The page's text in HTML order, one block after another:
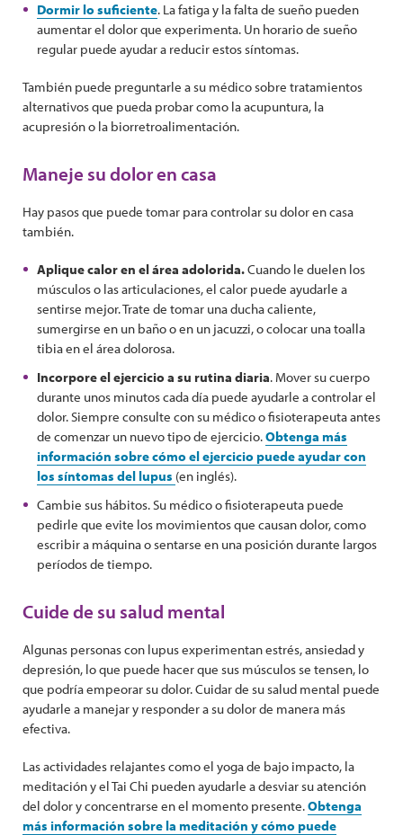
Dormir lo suficiente. La fatiga y la falta de sueño pueden
aumentar el dolor que experimenta. Un horario de sueño
regular puede ayudar a reducir estos síntomas.
También puede preguntarle a su médico sobre tratamientos
alternativos que pueda probar como la acupuntura, la
acupresión o la biorretroalimentación.
Maneje su dolor en casa
Hay pasos que puede tomar para controlar su dolor en casa
también.
Aplique calor en el área adolorida.Cuando le duelen los
músculos o las articulaciones, el calor puede ayudarle a
sentirse mejor. Trate de tomar una ducha caliente,
sumergirse en un baño o en un jacuzzi, o colocar una toalla
tibia en el área dolorosa.
Incorpore el ejercicio a su rutina diaria. Mover su cuerpo
durante unos minutos cada día puede ayudarle a controlar el
dolor. Siempre consulte con su médico o fisioterapeuta antes
de comenzar un nuevo tipo de ejercicio.Obtenga más
información sobre cómo el ejercicio puede ayudar con
los síntomas del lupus (en inglés).
Cambie sus hábitos. Su médico o fisioterapeuta puede
pedirle que evite los movimientos que causan dolor, como
escribir a máquina o sentarse en una posición durante largos
períodos de tiempo.
Cuide de su salud mental
Algunas personas con lupus experimentan estrés, ansiedad y
depresión, lo que puede hacer que sus músculos se tensen, lo
que podría empeorar su dolor. Cuidar de su salud mental puede
ayudarle a manejar y responder a su dolor de manera más
efectiva.
Las actividades relajantes como el yoga de bajo impacto, la
meditación y el Tai Chi pueden ayudarle a desviar su atención
del dolor y concentrarse en el momento presente.Obtenga
más información sobre la meditación y cómo puede